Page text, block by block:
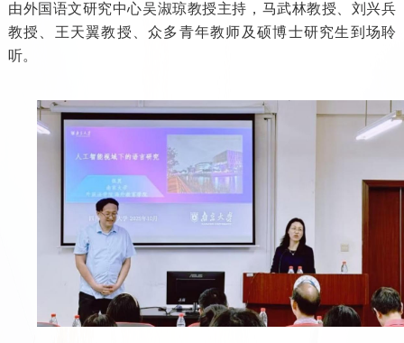
由外国语文研究中心吴淑琼教授主持，马武林教授、刘兴兵
教授、王天翼教授、众多青年教师及硕博士研究生到场聆
听。